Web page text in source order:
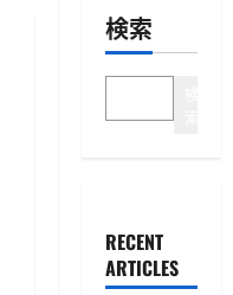
検索
RECENT
ARTICLES